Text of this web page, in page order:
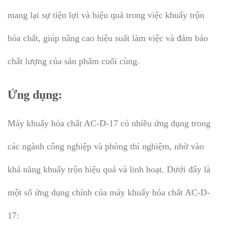
mang lại sự tiện lợi và hiệu quả trong việc khuấy trộn
hóa chất, giúp nâng cao hiệu suất làm việc và đảm bảo
chất lượng của sản phẩm cuối cùng.
Ứng dụng:
Máy khuấy hóa chất AC-D-17 có nhiều ứng dụng trong
các ngành công nghiệp và phòng thí nghiệm, nhờ vào
khả năng khuấy trộn hiệu quả và linh hoạt. Dưới đây là
một số ứng dụng chính của máy khuấy hóa chất AC-D-
17: